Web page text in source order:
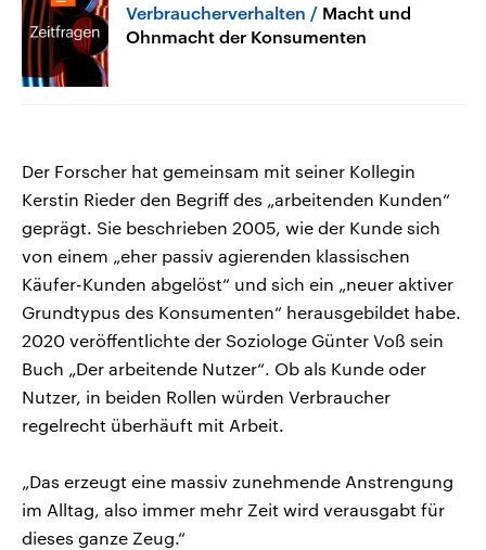
Verbraucherverhalten
Macht und
Ohnmacht der Konsumenten
Der Forscher hat gemeinsam mit seiner Kollegin
Kerstin Rieder den Begriff des „arbeitenden Kunden“
geprägt. Sie beschrieben 2005, wie der Kunde sich
von einem „eher passiv agierenden klassischen
Käufer-Kunden abgelöst“ und sich ein „neuer aktiver
Grundtypus des Konsumenten“ herausgebildet habe.
2020 veröffentlichte der Soziologe Günter Voß sein
Buch „Der arbeitende Nutzer“. Ob als Kunde oder
Nutzer, in beiden Rollen würden Verbraucher
regelrecht überhäuft mit Arbeit.
„Das erzeugt eine massiv zunehmende Anstrengung
im Alltag, also immer mehr Zeit wird verausgabt für
dieses ganze Zeug.“